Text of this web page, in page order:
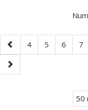
Previous
page
Page
4 Page
5 Page
6 7
Next
page
50